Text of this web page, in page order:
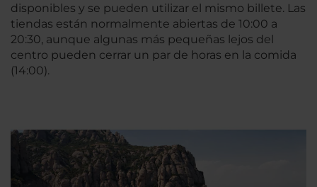
disponibles y se pueden utilizar el mismo billete. Las
tiendas están normalmente abiertas de 10:00 a
20:30, aunque algunas más pequeñas lejos del
centro pueden cerrar un par de horas en la comida
(14:00).